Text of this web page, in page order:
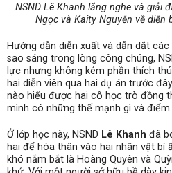
NSND Lê Khanh lắng nghe và giải
Ngọc và Kaity Nguyễn về diễn
Hướng dẫn diễn xuất và dẫn dắt
sao sáng trong lòng công chúng,
lực nhưng không kém phần thích
hai diễn viên qua hai dự án trước
nào hiểu được hai cô học trò đồng
mình có những thế mạnh gì và điểm
Ở lớp học này, NSND Lê Khanh đã
hai để hóa thân vào hai nhân vật bí
khó nắm bắt là Hoàng Quyên và